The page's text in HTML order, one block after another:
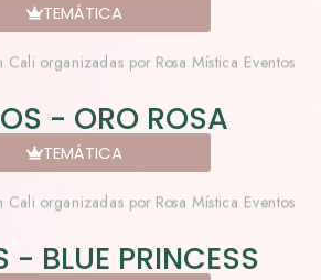
TEMÁTICA
- ORO ROSA
TEMÁTICA
- BLUE PRINCESS